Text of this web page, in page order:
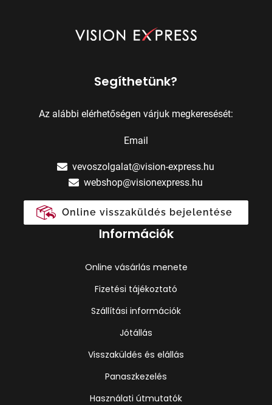
Segíthetünk?
Az alábbi elérhetőségen várjuk megkeresését:
Email
vevoszolgalat@vision-express.hu
webshop@visionexpress.hu
Online visszaküldés bejelentése
Információk
Online vásárlás menete
Fizetési tájékoztató
Szállítási információk
Jótállás
Visszaküldés és elállás
Panaszkezelés
Használati útmutatók